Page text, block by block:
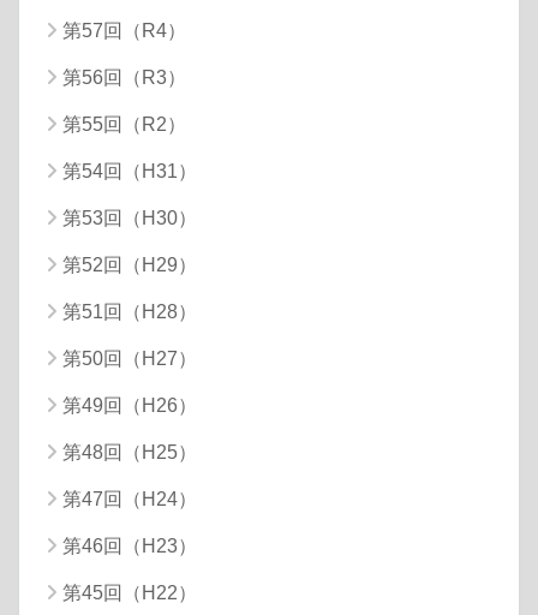
第57回（R4）
第56回（R3）
第55回（R2）
第54回（H31）
第53回（H30）
第52回（H29）
第51回（H28）
第50回（H27）
第49回（H26）
第48回（H25）
第47回（H24）
第46回（H23）
第45回（H22）